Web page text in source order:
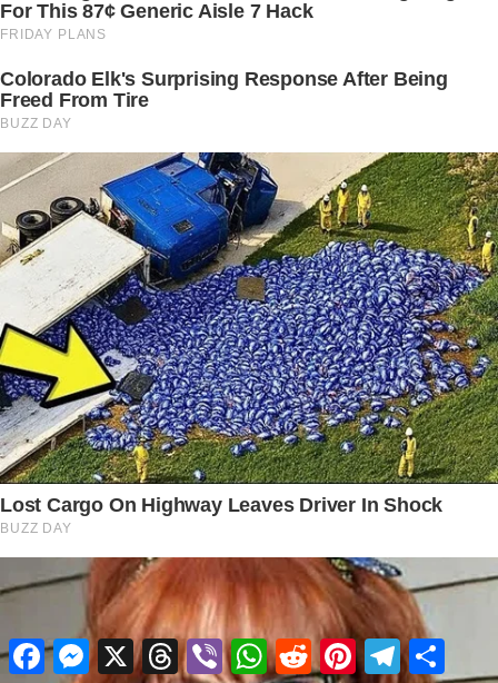
FacebookMessenger
X ThreadsViberWhatsApp
RedditPinterestTelegram